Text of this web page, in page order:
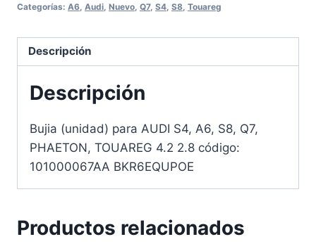
Categorías: A6 Audi Nuevo Q7, S4 S8 Touareg
Descripción
Descripción
Bujia (unidad) para AUDI S4, A6, S8, Q7,
PHAETON, TOUAREG 4.2 2.8 código:
101000067AA BKR6EQUPOE
Productos relacionados